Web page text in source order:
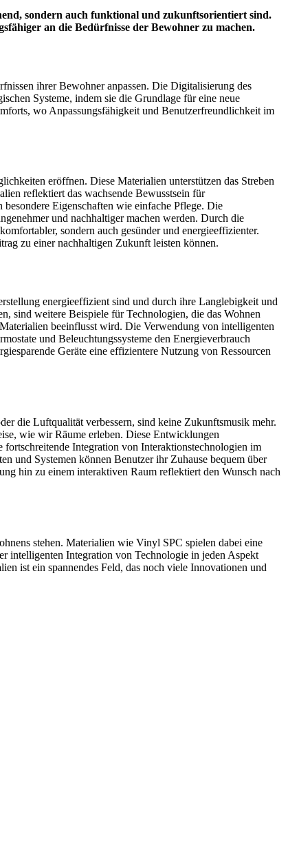
sondern auch funktional und zukunftsorientiert sind.
an die Bedürfnisse der Bewohner zu machen.
ihrer Bewohner anpassen. Die Digitalisierung des
Systeme, indem sie die Grundlage für eine neue
wo Anpassungsfähigkeit und Benutzerfreundlichkeit im
eröffnen. Diese Materialien unterstützen das Streben
reflektiert das wachsende Bewusstsein für
Eigenschaften wie einfache Pflege. Die
und nachhaltiger machen werden. Durch die
sondern auch gesünder und energieeffizienter.
zu einer nachhaltigen Zukunft leisten können.
energieeffizient sind und durch ihre Langlebigkeit und
sind weitere Beispiele für Technologien, die das Wohnen
beeinflusst wird. Die Verwendung von intelligenten
und Beleuchtungssysteme den Energieverbrauch
Geräte eine effizientere Nutzung von Ressourcen
die Luftqualität verbessern, sind keine Zukunftsmusik mehr.
wie wir Räume erleben. Diese Entwicklungen
Integration von Interaktionstechnologien im
und Systemen können Benutzer ihr Zuhause bequem über
hin zu einem interaktiven Raum reflektiert den Wunsch nach
stehen. Materialien wie Vinyl SPC spielen dabei eine
intelligenten Integration von Technologie in jeden Aspekt
ist ein spannendes Feld, das noch viele Innovationen und